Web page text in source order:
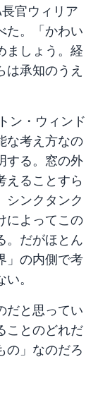
官ウィリア
た。「かわい
ましょう。経
承知のうえ
ン・ウィンド
な考え方なの
する。窓の外
えることすら
シンクタンク
によってこの
。だがほとん
」の内側で考
。
だと思ってい
ことのどれだ
の」なのだろ